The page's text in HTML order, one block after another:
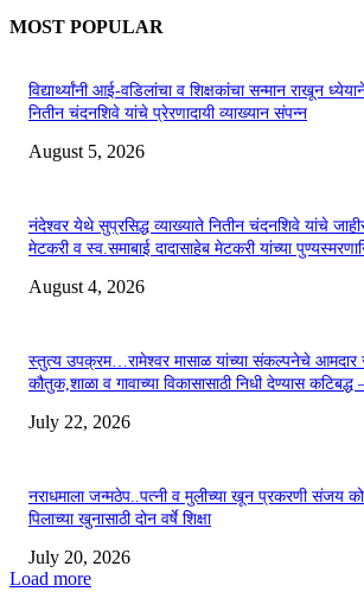
MOST POPULAR
विद्यार्थ्यांनी आई-वडिलांचा व शिक्षकांचा सन्मान राखून
नितीन चंदनशिवे यांचे प्रेरणादायी व्याख्यान संपन्न
August 5, 2026
नंदेश्वर येथे सुप्रसिद्ध व्याख्याते नितीन चंदनशिवे यांचे
मेटकरी व स्व.समाबाई दादासाहेब मेटकरी यांच्या
August 4, 2026
स्तुत्य उपक्रम…रामेश्वर मासाळ यांच्या संकल्पनेचे आमदार
कौतुक,शाळा व गावाच्या विकासासाठी निधी देण्यास
July 22, 2026
नराधमाला जन्मठेप..पत्नी व मुलीच्या खून प्रकरणी संजय
पिलाच्या खुनासाठी दोन वर्षे शिक्षा
July 20, 2026
Load more